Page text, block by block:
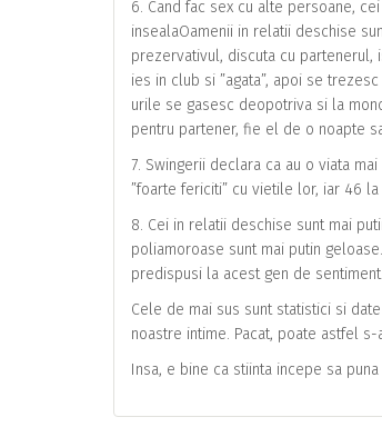
6. Cand fac sex cu alte persoane,
insealaOamenii in relatii deschise
prezervativul, discuta cu partenerul,
ies in club si ”agata”, apoi se
urile se gasesc deopotriva si la
pentru partener, fie el de o noapte
7. Swingerii declara ca au o viata
”foarte fericiti” cu vietile lor, iar 46
8. Cei in relatii deschise sunt mai
poliamoroase sunt mai putin
predispusi la acest gen de
Cele de mai sus sunt statistici si
noastre intime. Pacat, poate astfel
Insa, e bine ca stiinta incepe sa